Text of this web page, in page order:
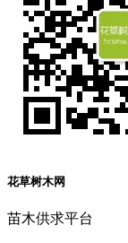
花草树木网
苗木供求平台